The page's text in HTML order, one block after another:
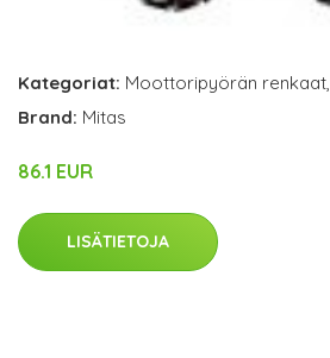
Kategoriat: Moottoripyörän renkaat,
Brand: Mitas
86.1 EUR
LISÄTIETOJA